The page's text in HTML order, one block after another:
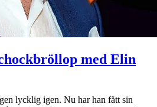
med Elin
lycklig igen. Nu har han fått sin